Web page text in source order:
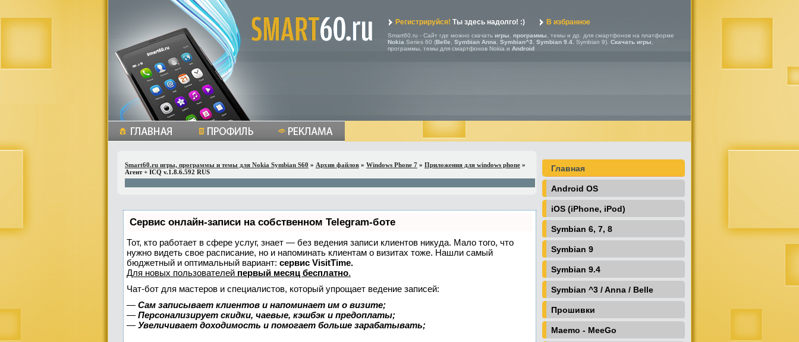
Регистрируйся! Ты здесь надолго! :) В избранное
Smart60.ru - Сайт где можно скачать игры программы , темы и др. для смартфонов на платформе
Nokia Series 60 (Belle Symbian Anna Symbian^3 Symbian 9.4 , Symbian 9). Скачать игры
программы, темы для смартфонов Nokia и Android
Smart60.ru игры, программы и темы для Nokia Symbian S60 » Архив файлов » Windows Phone 7 » Приложения для windows phone »
Агент + ICQ v.1.8.6.592 RUS
Сервис онлайн-записи на собственном Telegram-боте
Тот, кто работает в сфере услуг, знает — без ведения записи клиентов никуда. Мало того, что
нужно видеть свое расписание, но и напоминать клиентам о визитах тоже. Нашли самый
бюджетный и оптимальный вариант: сервис VisitTime.
Для новых пользователей первый месяц бесплатно.
Чат-бот для мастеров и специалистов, который упрощает ведение записей:
— Сам записывает клиентов и напоминает им о визите;
— Персонализирует скидки, чаевые, кэшбэк и предоплаты;
— Увеличивает доходимость и помогает больше зарабатывать;
Главная
Android OS
iOS (iPhone, iPod)
Symbian 6, 7, 8
Symbian 9
Symbian 9.4
Symbian ^3 / Anna / Belle
Прошивки
Maemo - MeeGo